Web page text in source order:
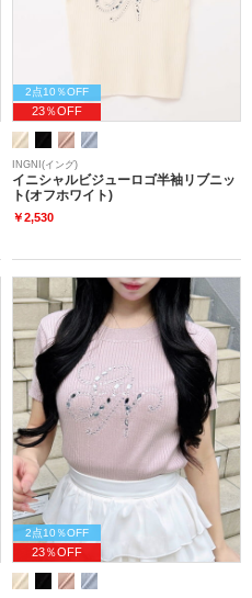
2点10％OFF
23％OFF
INGNI(イング)
イニシャルビジューロゴ半袖リブニッ
ト(オフホワイト)
￥2,530
2点10％OFF
23％OFF